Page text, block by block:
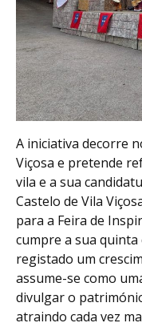
A iniciativa decorre
Viçosa e pretende
vila e a sua
Castelo de Vila
para a Feira de
cumpre a sua quinta
registado um
assume-se como
divulgar o
atraindo cada vez